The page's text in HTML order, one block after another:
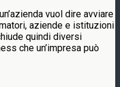
vuol dire avviare
aziende e istituzioni
quindi diversi
che un’impresa può